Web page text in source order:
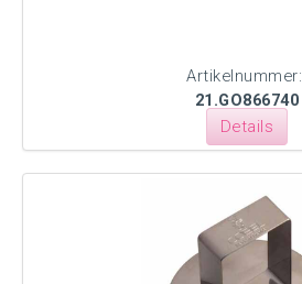
Artikelnummer:
21.GO866740
Details